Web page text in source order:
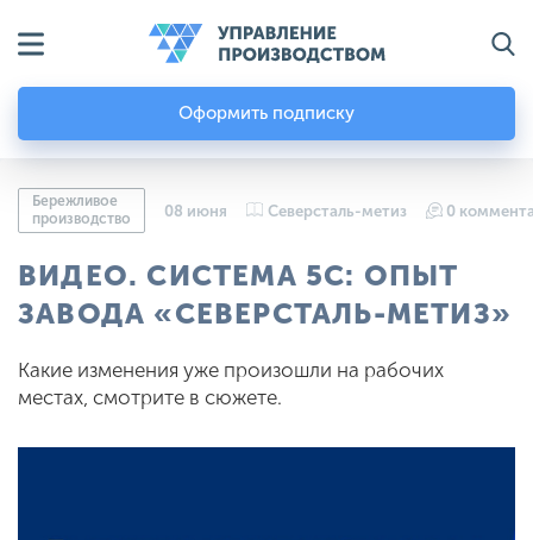
Оформить подписку
Бережливое
производство
08 июня Северсталь-метиз 0
ВИДЕО. СИСТЕМА 5С: ОПЫТ
ЗАВОДА «СЕВЕРСТАЛЬ-МЕТИЗ»
Какие изменения уже произошли на рабочих
местах, смотрите в сюжете.